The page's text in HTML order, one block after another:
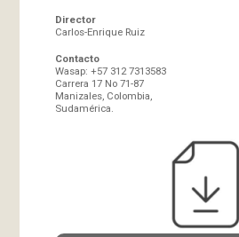
Director
Carlos-Enrique Ruiz
Contacto
Wasap: +57 312 7313583
Carrera 17 No 71-87
Manizales, Colombia,
Sudamérica.